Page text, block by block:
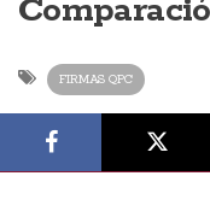
FIRMAS QPC